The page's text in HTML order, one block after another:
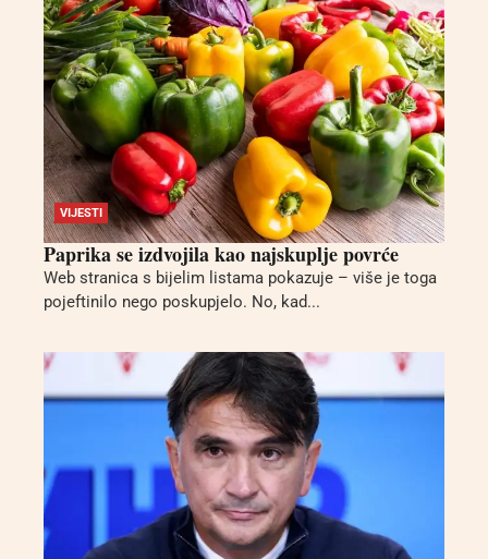
VIJESTI
Paprika se izdvojila kao najskuplje povrće
Web stranica s bijelim listama pokazuje – više je toga
pojeftinilo nego poskupjelo. No, kad...